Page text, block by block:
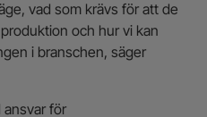
vad som krävs för att de
och hur vi kan
i branschen, säger
ansvar för